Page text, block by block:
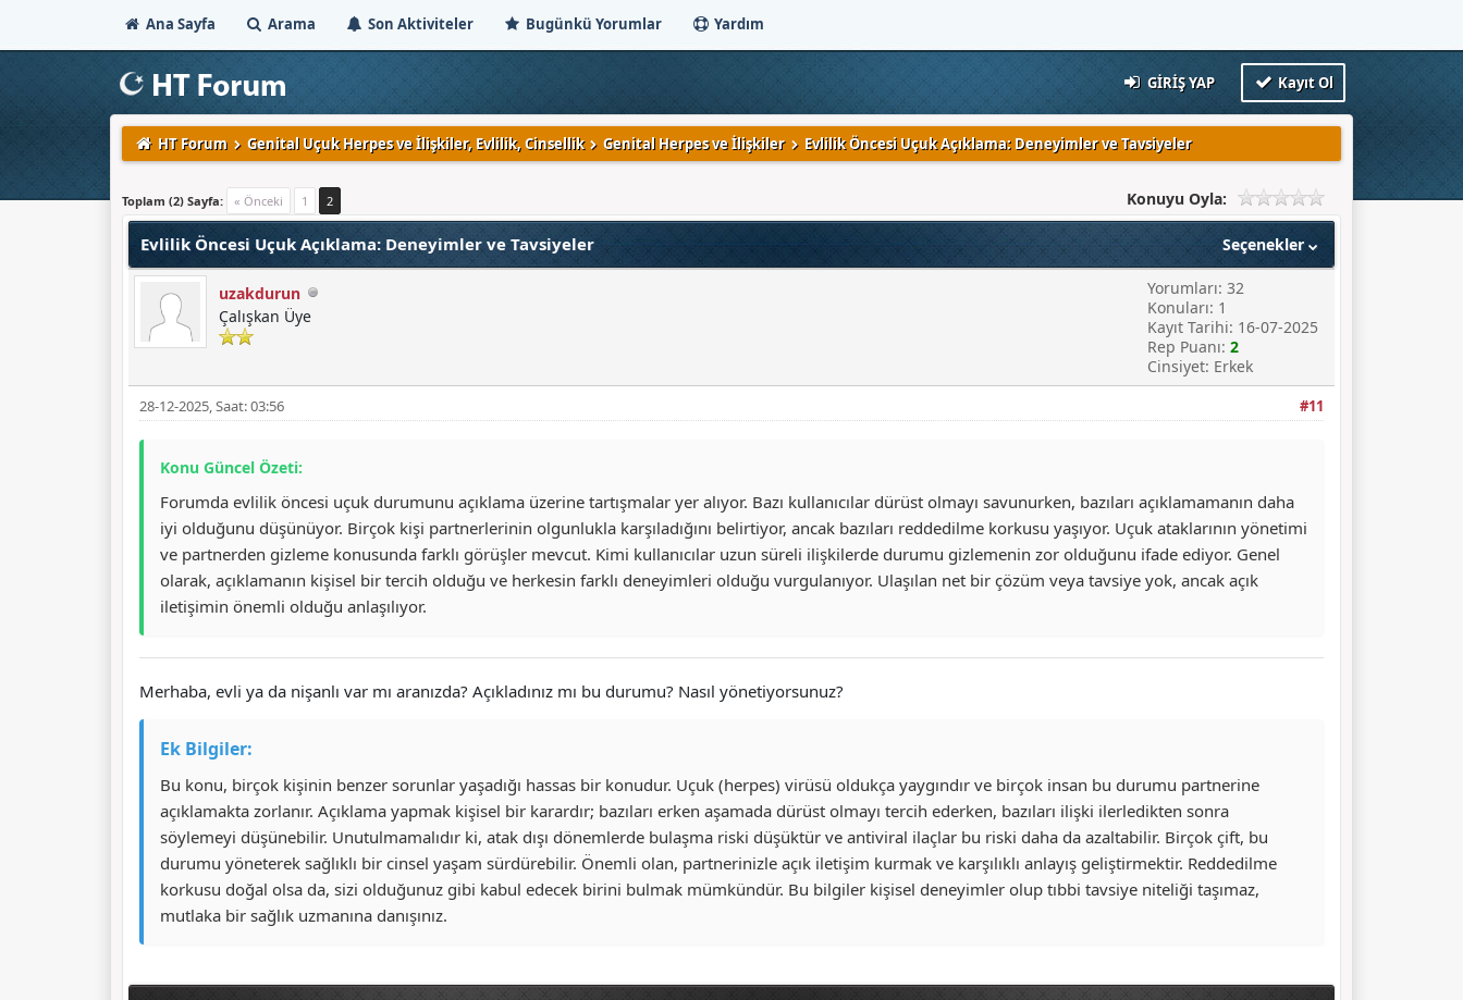
Ana Sayfa Arama Son Aktiviteler Bugünkü Yorumlar Yardım
GIRIŞ YAP Kayıt Ol
HT Forum Genital Uçuk Herpes ve İlişkiler, Evlilik, Cinsellik Genital Herpes ve İlişkiler Evlilik Öncesi Uçuk Açıklama: Deneyimler ve Tavsiyeler
Toplam (2) Sayfa: « Önceki 1 2 Konuyu Oyla:
Derecelendirme: 0/5 - 0 oy
1
2
3
4
5
Seçenekler
Evlilik Öncesi Uçuk Açıklama: Deneyimler ve Tavsiyeler
uzakdurun
Çalışkan Üye
Yorumları: 32
Konuları: 1
Kayıt Tarihi: 16-07-2025
Rep Puanı: 2
Cinsiyet: Erkek
#11
28-12-2025, Saat: 03:56
Konu Güncel Özeti:
Forumda evlilik öncesi uçuk durumunu açıklama üzerine tartışmalar yer alıyor. Bazı kullanıcılar dürüst olmayı savunurken, bazıları açıklamamanın daha
iyi olduğunu düşünüyor. Birçok kişi partnerlerinin olgunlukla karşıladığını belirtiyor, ancak bazıları reddedilme korkusu yaşıyor. Uçuk ataklarının yönetimi
ve partnerden gizleme konusunda farklı görüşler mevcut. Kimi kullanıcılar uzun süreli ilişkilerde durumu gizlemenin zor olduğunu ifade ediyor. Genel
olarak, açıklamanın kişisel bir tercih olduğu ve herkesin farklı deneyimleri olduğu vurgulanıyor. Ulaşılan net bir çözüm veya tavsiye yok, ancak açık
iletişimin önemli olduğu anlaşılıyor.
Merhaba, evli ya da nişanlı var mı aranızda? Açıkladınız mı bu durumu? Nasıl yönetiyorsunuz?
Ek Bilgiler:
Bu konu, birçok kişinin benzer sorunlar yaşadığı hassas bir konudur. Uçuk (herpes) virüsü oldukça yaygındır ve birçok insan bu durumu partnerine
açıklamakta zorlanır. Açıklama yapmak kişisel bir karardır; bazıları erken aşamada dürüst olmayı tercih ederken, bazıları ilişki ilerledikten sonra
söylemeyi düşünebilir. Unutulmamalıdır ki, atak dışı dönemlerde bulaşma riski düşüktür ve antiviral ilaçlar bu riski daha da azaltabilir. Birçok çift, bu
durumu yöneterek sağlıklı bir cinsel yaşam sürdürebilir. Önemli olan, partnerinizle açık iletişim kurmak ve karşılıklı anlayış geliştirmektir. Reddedilme
korkusu doğal olsa da, sizi olduğunuz gibi kabul edecek birini bulmak mümkündür. Bu bilgiler kişisel deneyimler olup tıbbi tavsiye niteliği taşımaz,
mutlaka bir sağlık uzmanına danışınız.